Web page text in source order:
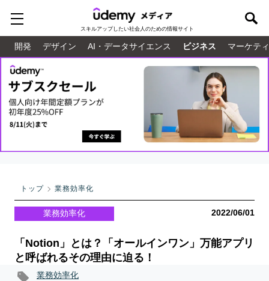
スキルアップしたい社会人のための情報サイト
開発 デザイン AI・データサイエンス ビジネス マーケテ
トップ 業務効率化
業務効率化 2022/06/01
「Notion」とは？「オールインワン」万能アプリ
と呼ばれるその理由に迫る！
業務効率化